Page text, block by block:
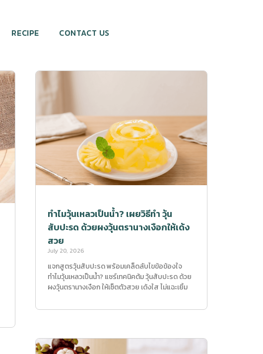
RECIPE CONTACT US
ทำไมวุ้นเหลวเป็นน้ำ? เผยวิธีทำ วุ้น
สับปะรด ด้วยผงวุ้นตรานางเงือกให้เด้ง
สวย
July 20, 2026
แจกสูตรวุ้นสับปะรด พร้อมเคล็ดลับไขข้อข้องใจ
ทำไมวุ้นเหลวเป็นน้ำ? แชร์เทคนิคต้ม วุ้นสับปะรด ด้วย
ผงวุ้นตรานางเงือก ให้เซ็ตตัวสวย เด้งใส ไม่แฉะเยิ้ม